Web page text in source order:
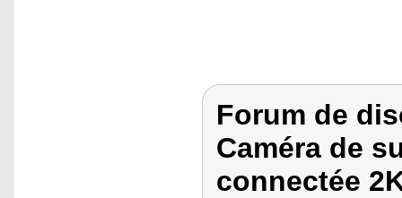
Forum de
Caméra de
connectée